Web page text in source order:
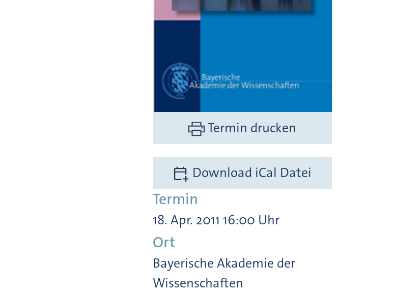
Termin drucken
Download iCal Datei
Termin
18. Apr. 2011 16:00 Uhr
Ort
Bayerische Akademie der
Wissenschaften